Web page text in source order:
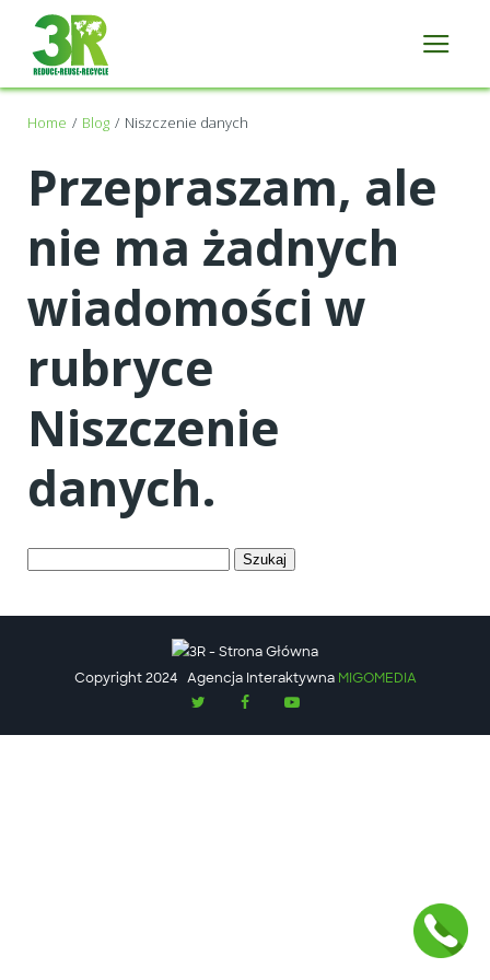
Home Blog Niszczenie danych
Przepraszam, ale
nie ma żadnych
wiadomości w
rubryce
Niszczenie
danych.
Copyright 2024Agencja Interaktywna MIGOMEDIA